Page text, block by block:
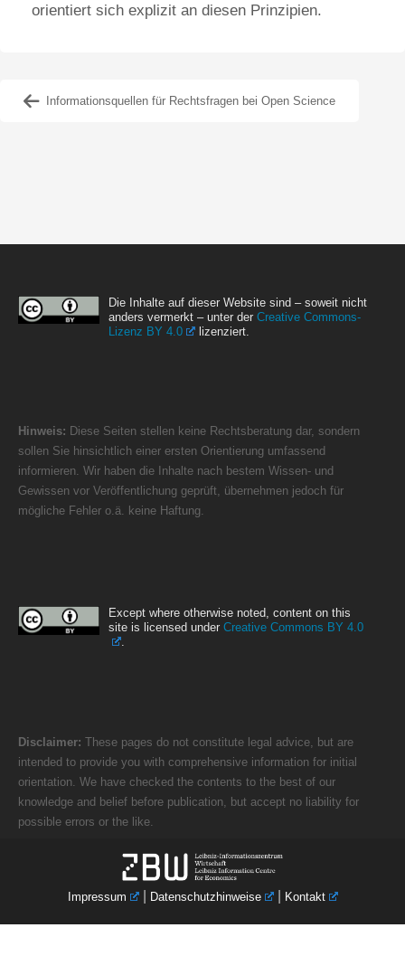
orientiert sich explizit an diesen Prinzipien.
Informationsquellen für Rechtsfragen bei Open Science
Die Inhalte auf dieser Website sind – soweit nicht
anders vermerkt – unter der Creative Commons-
Lizenz BY 4.0
lizenziert.
Hinweis: Diese Seiten stellen keine Rechtsberatung dar, sondern
sollen Sie hinsichtlich einer ersten Orientierung umfassend
informieren. Wir haben die Inhalte nach bestem Wissen- und
Gewissen vor Veröffentlichung geprüft, übernehmen jedoch für
mögliche Fehler o.ä. keine Haftung.
Except where otherwise noted, content on this
site is licensed under Creative Commons BY 4.0
.
Disclaimer: These pages do not constitute legal advice, but are
intended to provide you with comprehensive information for initial
orientation. We have checked the contents to the best of our
knowledge and belief before publication, but accept no liability for
possible errors or the like.
Impressum | Datenschutzhinweise | Kontakt